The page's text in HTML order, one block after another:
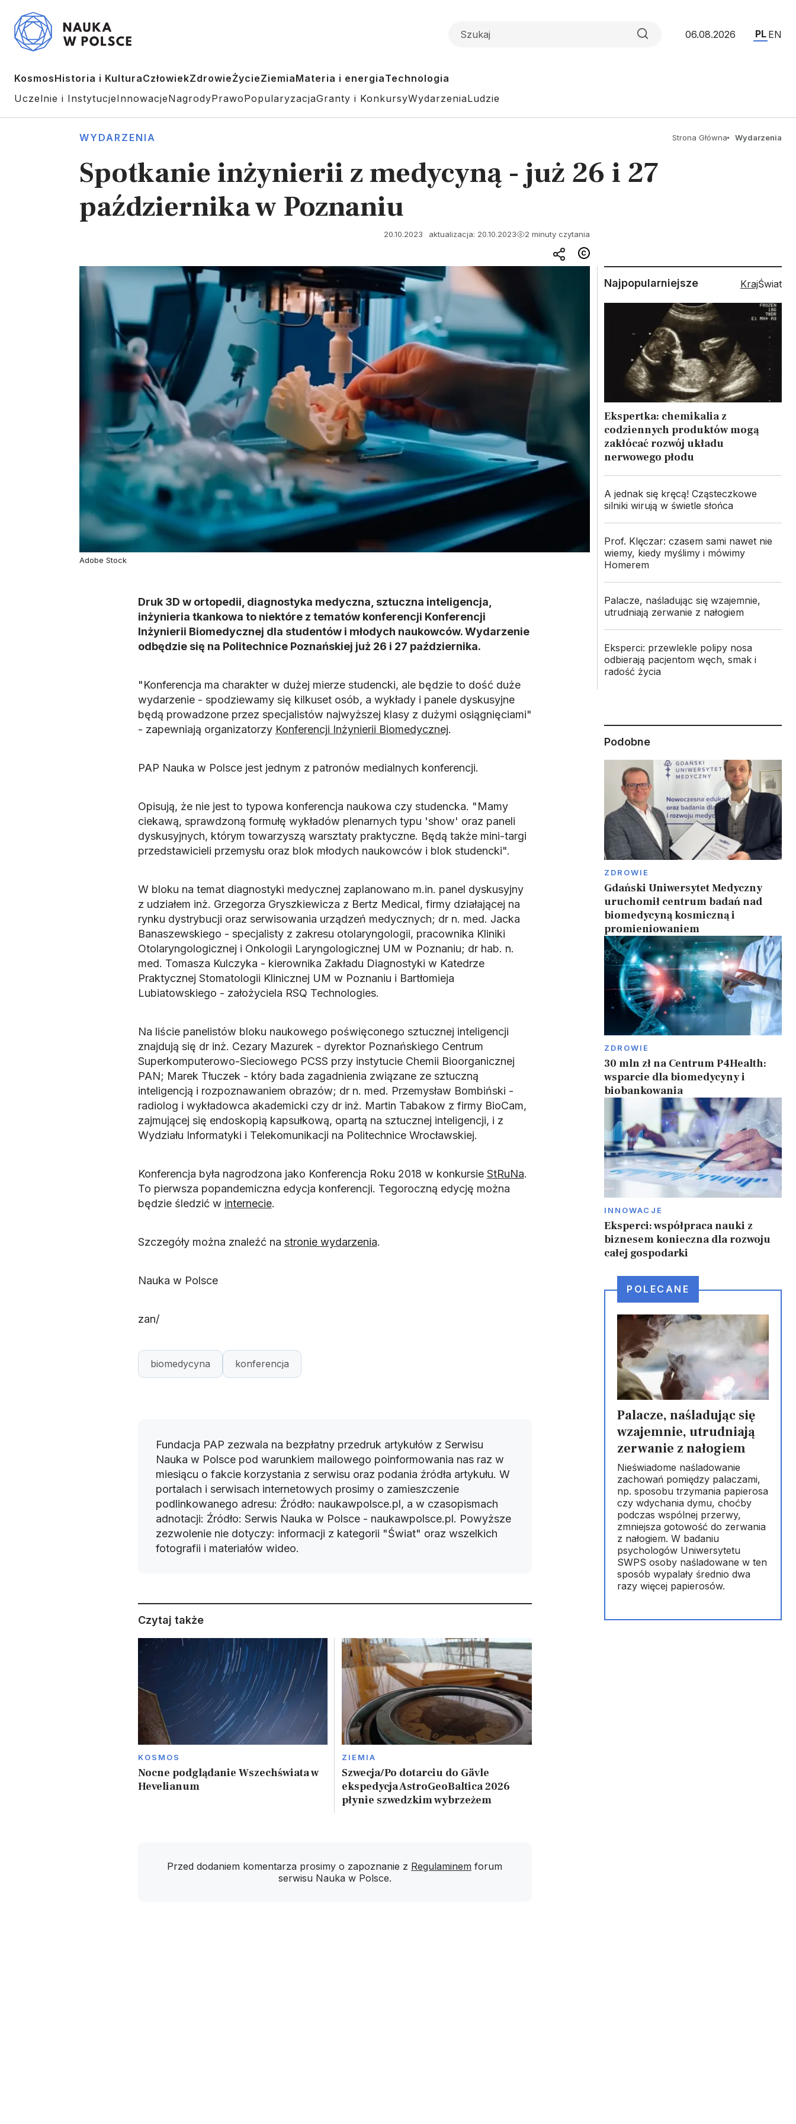
06.08.2026 PL EN
KosmosHistoria i KulturaCzłowiekZdrowieŻycieZiemiaMateria i energiaTechnologia
Uczelnie i InstytucjeInnowacjeNagrodyPrawoPopularyzacjaGranty i KonkursyWydarzeniaLudzie
WYDARZENIA Strona Główna Wydarzenia
Spotkanie inżynierii z medycyną - już 26 i 27
października w Poznaniu
20.10.2023 aktualizacja: 20.10.2023 2 minuty czytania
Adobe Stock
Druk 3D w ortopedii, diagnostyka medyczna, sztuczna inteligencja,
inżynieria tkankowa to niektóre z tematów konferencji Konferencji
Inżynierii Biomedycznej dla studentów i młodych naukowców. Wydarzenie
odbędzie się na Politechnice Poznańskiej już 26 i 27 października.
"Konferencja ma charakter w dużej mierze studencki, ale będzie to dość duże
wydarzenie - spodziewamy się kilkuset osób, a wykłady i panele dyskusyjne
będą prowadzone przez specjalistów najwyższej klasy z dużymi osiągnięciami"
- zapewniają organizatorzy Konferencji Inżynierii Biomedycznej.
PAP Nauka w Polsce jest jednym z patronów medialnych konferencji.
Opisują, że nie jest to typowa konferencja naukowa czy studencka. "Mamy
ciekawą, sprawdzoną formułę wykładów plenarnych typu 'show' oraz paneli
dyskusyjnych, którym towarzyszą warsztaty praktyczne. Będą także mini-targi
przedstawicieli przemysłu oraz blok młodych naukowców i blok studencki".
W bloku na temat diagnostyki medycznej zaplanowano m.in. panel dyskusyjny
z udziałem inż. Grzegorza Gryszkiewicza z Bertz Medical, firmy działającej na
rynku dystrybucji oraz serwisowania urządzeń medycznych; dr n. med. Jacka
Banaszewskiego - specjalisty z zakresu otolaryngologii, pracownika Kliniki
Otolaryngologicznej i Onkologii Laryngologicznej UM w Poznaniu; dr hab. n.
med. Tomasza Kulczyka - kierownika Zakładu Diagnostyki w Katedrze
Praktycznej Stomatologii Klinicznej UM w Poznaniu i Bartłomieja
Lubiatowskiego - założyciela RSQ Technologies.
Na liście panelistów bloku naukowego poświęconego sztucznej inteligencji
znajdują się dr inż. Cezary Mazurek - dyrektor Poznańskiego Centrum
Superkomputerowo-Sieciowego PCSS przy instytucie Chemii Bioorganicznej
PAN; Marek Tłuczek - który bada zagadnienia związane ze sztuczną
inteligencją i rozpoznawaniem obrazów; dr n. med. Przemysław Bombiński -
radiolog i wykładowca akademicki czy dr inż. Martin Tabakow z firmy BioCam,
zajmującej się endoskopią kapsułkową, opartą na sztucznej inteligencji, i z
Wydziału Informatyki i Telekomunikacji na Politechnice Wrocławskiej.
Konferencja była nagrodzona jako Konferencja Roku 2018 w konkursie StRuNa.
To pierwsza popandemiczna edycja konferencji. Tegoroczną edycję można
będzie śledzić w internecie.
Szczegóły można znaleźć na stronie wydarzenia.
Nauka w Polsce
zan/
biomedycyna konferencja
Fundacja PAP zezwala na bezpłatny przedruk artykułów z Serwisu
Nauka w Polsce pod warunkiem mailowego poinformowania nas raz w
miesiącu o fakcie korzystania z serwisu oraz podania źródła artykułu. W
portalach i serwisach internetowych prosimy o zamieszczenie
podlinkowanego adresu: Źródło: naukawpolsce.pl, a w czasopismach
adnotacji: Źródło: Serwis Nauka w Polsce - naukawpolsce.pl. Powyższe
zezwolenie nie dotyczy: informacji z kategorii "Świat" oraz wszelkich
fotografii i materiałów wideo.
Czytaj także
KOSMOS
Nocne podglądanie Wszechświata w
Hevelianum
ZIEMIA
Szwecja/Po dotarciu do Gävle
ekspedycja AstroGeoBaltica 2026
płynie szwedzkim wybrzeżem
Przed dodaniem komentarza prosimy o zapoznanie z Regulaminem forum
serwisu Nauka w Polsce.
Najpopularniejsze KrajŚwiat
Ekspertka: chemikalia z
codziennych produktów mogą
zakłócać rozwój układu
nerwowego płodu
A jednak się kręcą! Cząsteczkowe
silniki wirują w świetle słońca
Prof. Klęczar: czasem sami nawet nie
wiemy, kiedy myślimy i mówimy
Homerem
Palacze, naśladując się wzajemnie,
utrudniają zerwanie z nałogiem
Eksperci: przewlekle polipy nosa
odbierają pacjentom węch, smak i
radość życia
Podobne
ZDROWIE
Gdański Uniwersytet Medyczny
uruchomił centrum badań nad
biomedycyną kosmiczną i
promieniowaniem
ZDROWIE
30 mln zł na Centrum P4Health:
wsparcie dla biomedycyny i
biobankowania
INNOWACJE
Eksperci: współpraca nauki z
biznesem konieczna dla rozwoju
całej gospodarki
POLECANE
Palacze, naśladując się
wzajemnie, utrudniają
zerwanie z nałogiem
Nieświadome naśladowanie
zachowań pomiędzy palaczami,
np. sposobu trzymania papierosa
czy wdychania dymu, choćby
podczas wspólnej przerwy,
zmniejsza gotowość do zerwania
z nałogiem. W badaniu
psychologów Uniwersytetu
SWPS osoby naśladowane w ten
sposób wypalały średnio dwa
razy więcej papierosów.